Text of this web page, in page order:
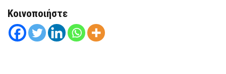
Κοινοποιήστε